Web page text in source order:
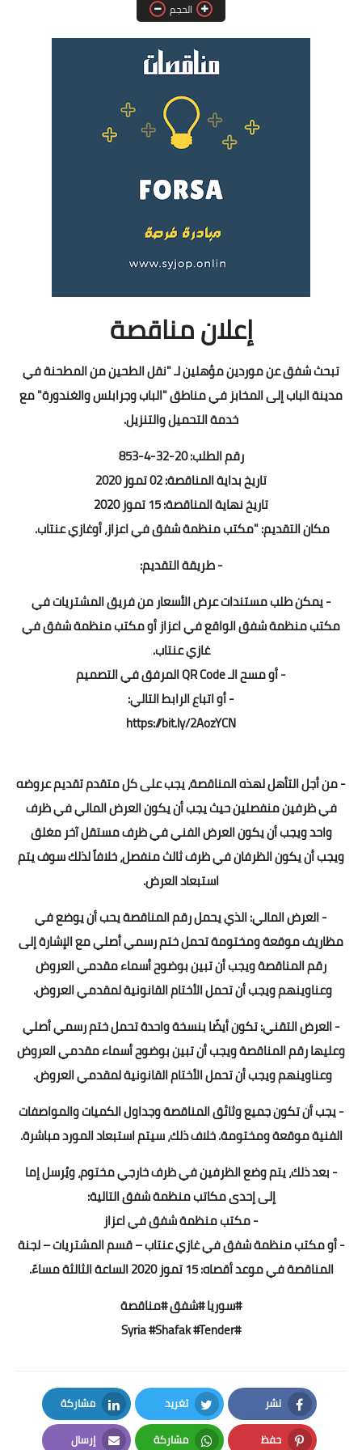
فرص عمل في العراق
فرص عمل في اليمن
دورات تدريبية
الحجم
إعلان مناقصة
تبحث شفق عن موردين مؤهلين لـ "نقل الطحين من المطحنة في
مدينة الباب إلى المخابز في مناطق "الباب وجرابلس والغندورة" مع
خدمة التحميل والتنزيل.
رقم الطلب: 20-32-4-853
تاريخ بداية المناقصة: 02 تموز 2020
تاريخ نهاية المناقصة: 15 تموز 2020
مكان التقديم: "مكتب منظمة شفق في اعزاز، أوغازي عنتاب.
- طريقة التقديم:
- يمكن طلب مستندات عرض الأسعار من فريق المشتريات في
مكتب منظمة شفق الواقع في اعزاز أو مكتب منظمة شفق في
غازي عنتاب.
- أو مسح الـ QR Code المرفق في التصميم
- أو اتباع الرابط التالي:
https://bit.ly/2AozYCN
- من أجل التأهل لهذه المناقصة، يجب على كل متقدم تقديم عروضه
في ظرفين منفصلين حيث يجب أن يكون العرض المالي في ظرف
واحد ويجب أن يكون العرض الفني في ظرف مستقل آخر مغلق
ويجب أن يكون الظرفان في ظرف ثالث منفصل، خلافاً لذلك سوف يتم
استبعاد العرض.
- العرض المالي: الذي يحمل رقم المناقصة يحب أن يوضع في
مظاريف موقعة ومختومة تحمل ختم رسمي أصلي مع الإشارة إلى
رقم المناقصة ويجب أن تبين بوضوح أسماء مقدمي العروض
وعناوينهم ويجب أن تحمل الأختام القانونية لمقدمي العروض.
- العرض التقني: تكون أيضًا بنسخة واحدة تحمل ختم رسمي أصلي
وعليها رقم المناقصة ويجب أن تبين بوضوح أسماء مقدمي العروض
وعناوينهم ويجب أن تحمل الأختام القانونية لمقدمي العروض.
- يجب أن تكون جميع وثائق المناقصة وجداول الكميات والمواصفات
الفنية موقعة ومختومة. خلاف ذلك، سيتم استبعاد المورد مباشرة.
- بعد ذلك، يتم وضع الظرفين في ظرف خارجي مختوم، ويُرسل إما
إلى إحدى مكاتب منظمة شفق التالية:
- مكتب منظمة شفق في اعزاز
- أو مكتب منظمة شفق في غازي عنتاب – قسم المشتريات – لجنة
المناقصة في موعد أقصاه: 15 تموز 2020 الساعة الثالثة مساءً.
#سوريا #شفق #مناقصة
#Syria #Shafak #Tender
نشر
Facebook
تغريد
Twitter
مشاركة
LinkedIn
حفظ مشاركة إرسال